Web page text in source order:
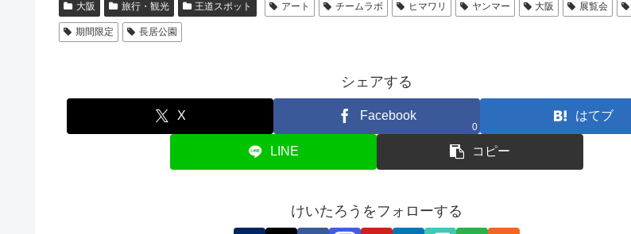
大阪 旅行・観光 王道スポット アート チームラボ ヒマワリ ヤンマー 大阪 展覧会
期間限定 長居公園
シェアする
X Facebook
0
はてブ
LINE コピー
けいたろうをフォローする